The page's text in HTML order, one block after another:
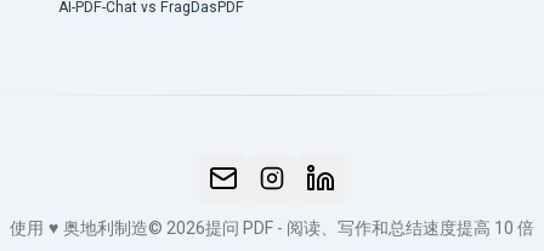
AI-PDF-Chat vs FragDasPDF
使用 ♥奥地利制造© 2026提问 PDF - 阅读、写作和总结速度提高 10 倍